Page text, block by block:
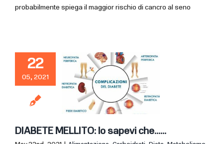
probabilmente spiega il maggior rischio di cancro al seno
22
05, 2021
DIABETE MELLITO: lo sapevi che……